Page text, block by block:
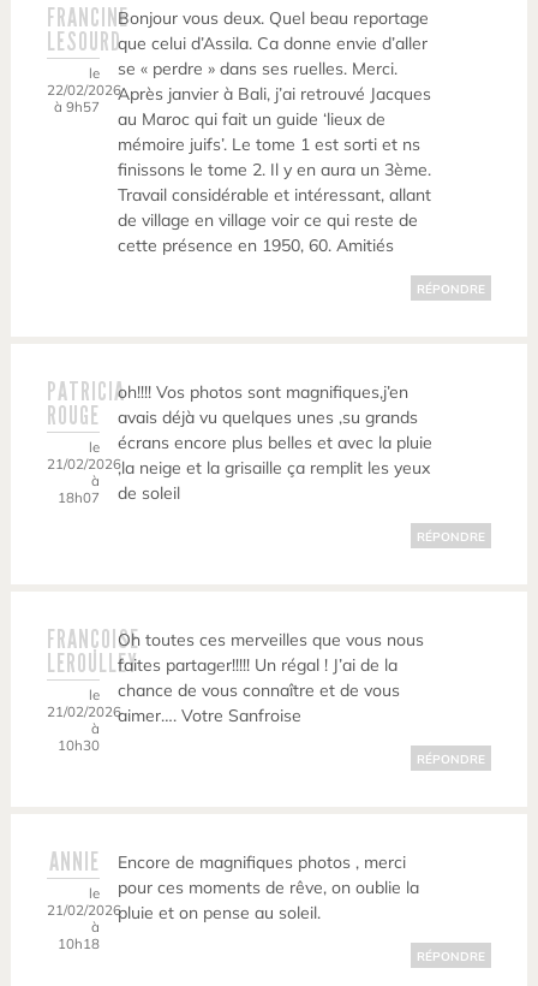
FRANCINE
LESOURD
le
22/02/2026
à 9h57
Bonjour vous deux. Quel beau reportage
que celui d’Assila. Ca donne envie d’aller
se « perdre » dans ses ruelles. Merci.
Après janvier à Bali, j’ai retrouvé Jacques
au Maroc qui fait un guide ‘lieux de
mémoire juifs’. Le tome 1 est sorti et ns
finissons le tome 2. Il y en aura un 3ème.
Travail considérable et intéressant, allant
de village en village voir ce qui reste de
cette présence en 1950, 60. Amitiés
RÉPONDRE
PATRICIA
ROUGE
le
21/02/2026
à
18h07
oh!!!! Vos photos sont magnifiques,j’en
avais déjà vu quelques unes ,su grands
écrans encore plus belles et avec la pluie
,la neige et la grisaille ça remplit les yeux
de soleil
RÉPONDRE
FRANÇOISE
LEROULLEY
le
21/02/2026
à
10h30
Oh toutes ces merveilles que vous nous
faites partager!!!!! Un régal ! J’ai de la
chance de vous connaître et de vous
aimer…. Votre Sanfroise
RÉPONDRE
ANNIE
le
21/02/2026
à
10h18
Encore de magnifiques photos , merci
pour ces moments de rêve, on oublie la
pluie et on pense au soleil.
RÉPONDRE